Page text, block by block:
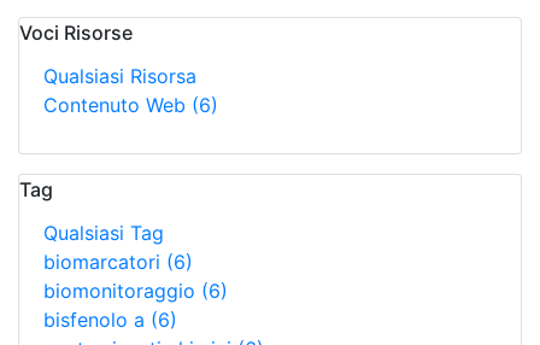
Voci Risorse
Qualsiasi Risorsa
Contenuto Web (6)
Tag
Qualsiasi Tag
biomarcatori (6)
biomonitoraggio (6)
bisfenolo a (6)